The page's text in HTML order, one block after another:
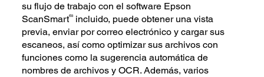
su flujo de trabajo con el software Epson
ScanSmart®3
incluido, puede obtener una vista
previa, enviar por correo electrónico y cargar sus
escaneos, así como optimizar sus archivos con
funciones como la sugerencia automática de
nombres de archivos y OCR. Además, varios